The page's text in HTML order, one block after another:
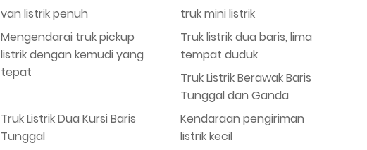
van listrik penuh
truk mini listrik
Mengendarai truk pickup
listrik dengan kemudi yang
tepat
Truk listrik dua baris, lima
tempat duduk
Truk Listrik Berawak Baris
Tunggal dan Ganda
Truk Listrik Dua Kursi Baris
Tunggal
Kendaraan pengiriman
listrik kecil